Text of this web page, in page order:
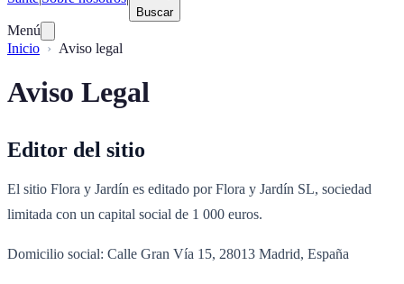
Buscar
Menú
Inicio
Aviso legal
Aviso Legal
Editor del sitio
El sitio Flora y Jardín es editado por Flora y Jardín SL, sociedad
limitada con un capital social de 1 000 euros.
Domicilio social: Calle Gran Vía 15, 28013 Madrid, España